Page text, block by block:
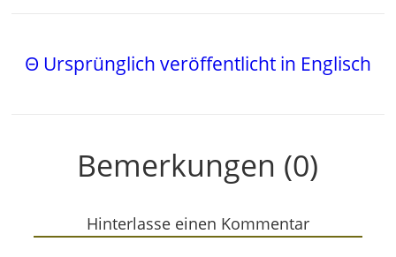
Θ Ursprünglich veröffentlicht in Englisch
Bemerkungen (0)
Hinterlasse einen Kommentar